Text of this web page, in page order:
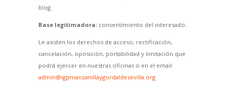
blog.
Base legitimadora:consentimiento del interesado.
Le asisten los derechos de acceso, rectificación,
cancelación, oposición, portabilidad y limitación que
podrá ejercer en nuestras oficinas o en el email:
admin@igpmanzanillaygordaldesevilla.org